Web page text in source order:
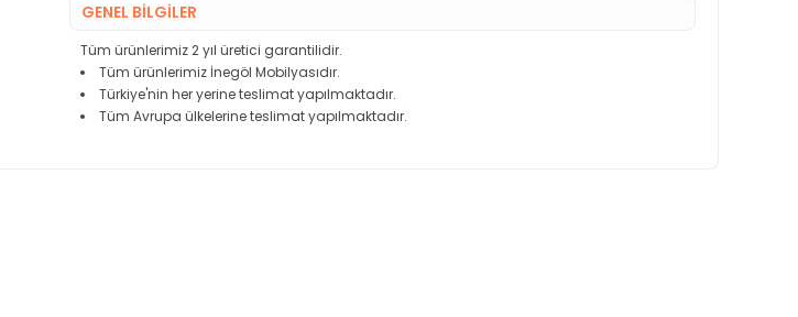
GENEL BİLGİLER
Tüm ürünlerimiz 2 yıl üretici garantilidir.
Tüm ürünlerimiz İnegöl Mobilyasıdır.
Türkiye'nin her yerine teslimat yapılmaktadır.
Tüm Avrupa ülkelerine teslimat yapılmaktadır.